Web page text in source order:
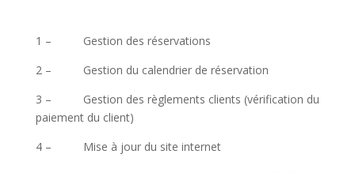
1 – Gestion des réservations
2 – Gestion du calendrier de réservation
3 – Gestion des règlements clients (vérification du
paiement du client)
4 – Mise à jour du site internet